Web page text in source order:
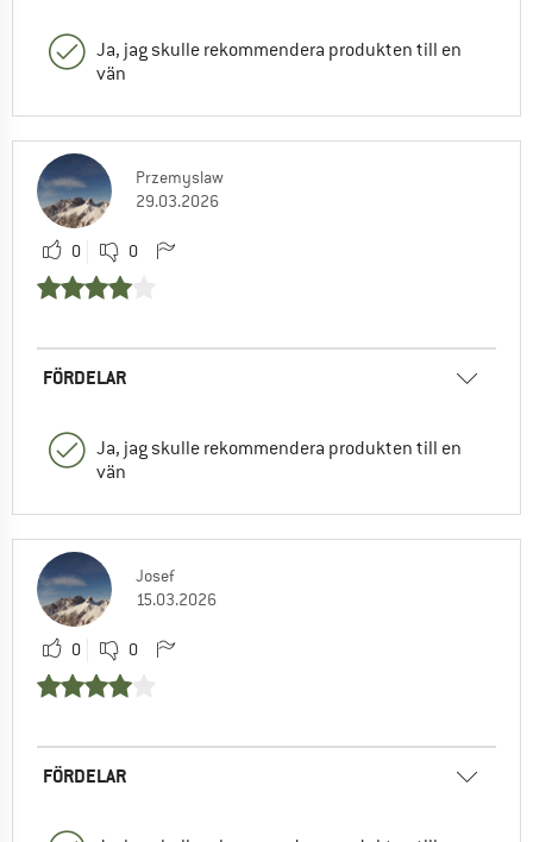
Ja, jag skulle rekommendera produkten till en
vän
Przemyslaw
29.03.2026
0 0
FÖRDELAR
Ja, jag skulle rekommendera produkten till en
vän
Josef
15.03.2026
0 0
FÖRDELAR